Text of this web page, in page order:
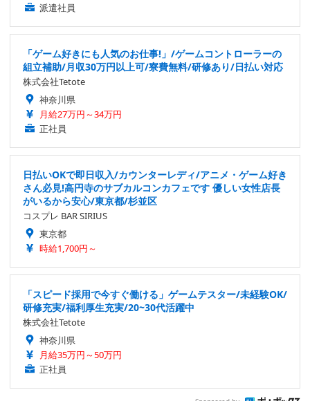
派遣社員
「ゲーム好きにも人気のお仕事!」/ゲームコントローラーの
組立補助/月収30万円以上可/寮費無料/研修あり/日払い対応
株式会社Tetote
神奈川県
月給27万円～34万円
正社員
日払いOKで即日収入/カウンターレディ/アニメ・ゲーム好き
さん必見!高円寺のサブカルコンカフェです 優しい女性店長
がいるから安心/東京都/杉並区
コスプレ BAR SIRIUS
東京都
時給1,700円～
「スピード採用で今すぐ働ける」ゲームテスター/未経験OK/
研修充実/福利厚生充実/20~30代活躍中
株式会社Tetote
神奈川県
月給35万円～50万円
正社員